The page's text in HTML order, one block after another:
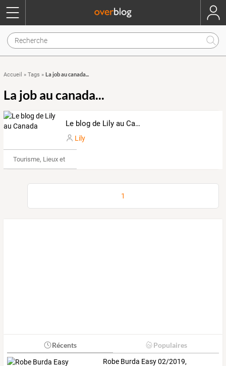
Accueil » Tags » La job au canada...
La job au canada...
Le blog de Lily au Canada
Lily
Tourisme, Lieux et Événements
1
Récents Populaires
Robe Burda Easy 02/2019,